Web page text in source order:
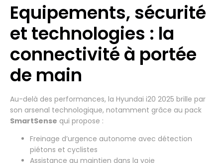
Equipements, sécurité
et technologies : la
connectivité à portée
de main
Au-delà des performances, la Hyundai i20 2025 brille par
son arsenal technologique, notamment grâce au pack
SmartSense qui propose :
Freinage d’urgence autonome avec détection
piétons et cyclistes
Assistance au maintien dans la voie